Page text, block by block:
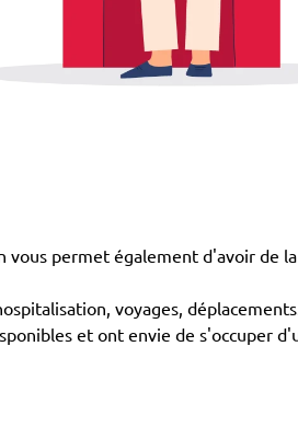
vous permet également d'avoir de la
voyages,
et ont envie de s'occuper